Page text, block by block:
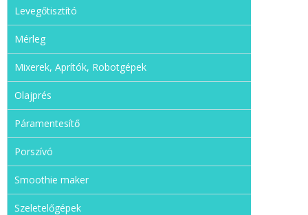
Levegőtisztító
Mérleg
Mixerek, Aprítók, Robotgépek
Olajprés
Páramentesítő
Porszívó
Smoothie maker
Szeletelőgépek